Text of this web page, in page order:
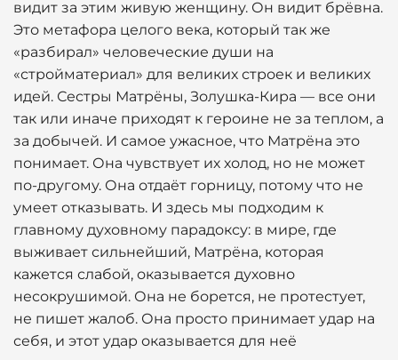
видит за этим живую женщину. Он видит брёвна.
Это метафора целого века, который так же
«разбирал» человеческие души на
«стройматериал» для великих строек и великих
идей. Сестры Матрёны, Золушка-Кира — все они
так или иначе приходят к героине не за теплом, а
за добычей. И самое ужасное, что Матрёна это
понимает. Она чувствует их холод, но не может
по-другому. Она отдаёт горницу, потому что не
умеет отказывать. И здесь мы подходим к
главному духовному парадоксу: в мире, где
выживает сильнейший, Матрёна, которая
кажется слабой, оказывается духовно
несокрушимой. Она не борется, не протестует,
не пишет жалоб. Она просто принимает удар на
себя, и этот удар оказывается для неё